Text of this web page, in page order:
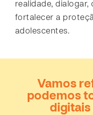
realidade,
fortalecer a
adolescentes.
Vamos
podemos
digitais